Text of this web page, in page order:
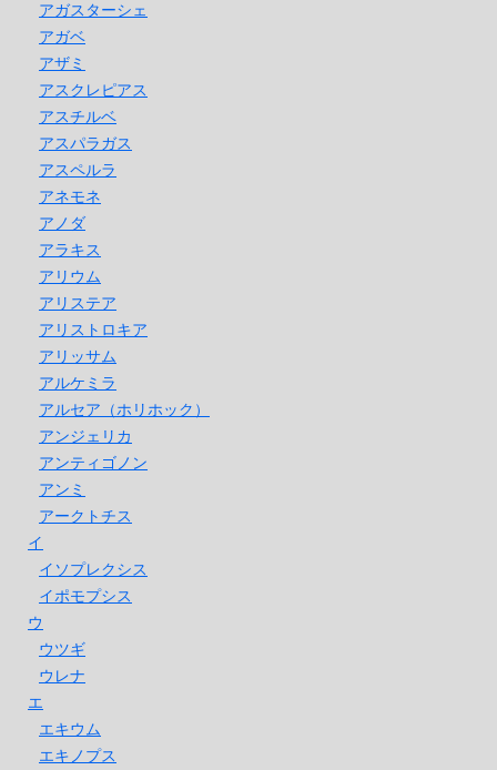
アガスターシェ
アガベ
アザミ
アスクレピアス
アスチルベ
アスパラガス
アスペルラ
アネモネ
アノダ
アラキス
アリウム
アリステア
アリストロキア
アリッサム
アルケミラ
アルセア（ホリホック）
アンジェリカ
アンティゴノン
アンミ
アークトチス
イ
イソプレクシス
イポモプシス
ウ
ウツギ
ウレナ
エ
エキウム
エキノプス